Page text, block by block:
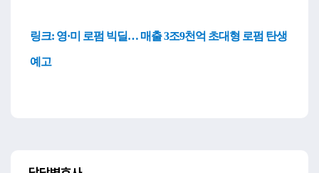
링크: 영·미 로펌 빅딜… 매출 3조9천억 초대형 로펌 탄생
예고